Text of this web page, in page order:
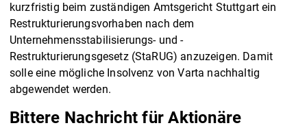
kurzfristig beim zuständigen Amtsgericht Stuttgart ein
Restrukturierungsvorhaben nach dem
Unternehmensstabilisierungs- und -
Restrukturierungsgesetz (StaRUG) anzuzeigen. Damit
solle eine mögliche Insolvenz von Varta nachhaltig
abgewendet werden.
Bittere Nachricht für Aktionäre